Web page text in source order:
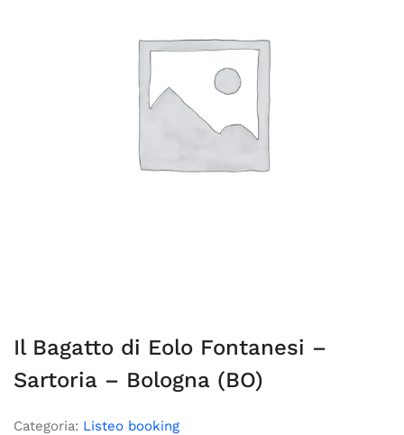
Il Bagatto di Eolo Fontanesi –
Sartoria – Bologna (BO)
Categoria: Listeo booking